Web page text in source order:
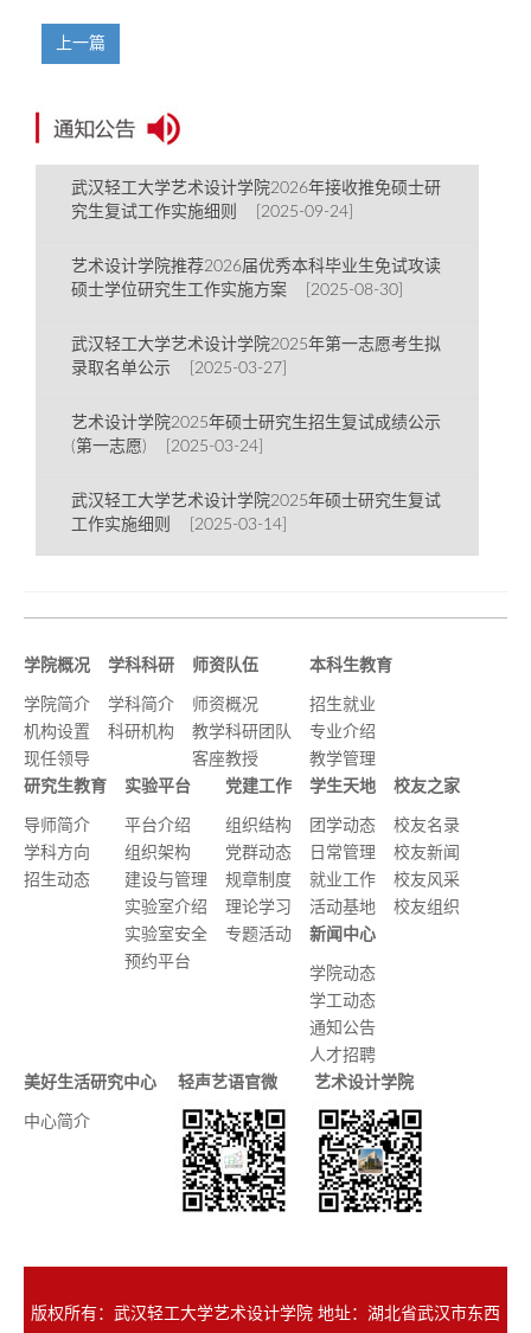
上一篇
武汉轻工大学艺术设计学院2026年接收推免硕士研
究生复试工作实施细则 [2025-09-24]
艺术设计学院推荐2026届优秀本科毕业生免试攻读
硕士学位研究生工作实施方案 [2025-08-30]
武汉轻工大学艺术设计学院2025年第一志愿考生拟
录取名单公示 [2025-03-27]
艺术设计学院2025年硕士研究生招生复试成绩公示
(第一志愿) [2025-03-24]
武汉轻工大学艺术设计学院2025年硕士研究生复试
工作实施细则 [2025-03-14]
学院概况
学院简介
机构设置
现任领导
学科科研
学科简介
科研机构
师资队伍
师资概况
教学科研团队
客座教授
本科生教育
招生就业
专业介绍
教学管理
研究生教育
导师简介
学科方向
招生动态
实验平台
平台介绍
组织架构
建设与管理
实验室介绍
实验室安全
预约平台
党建工作
组织结构
党群动态
规章制度
理论学习
专题活动
学生天地
团学动态
日常管理
就业工作
活动基地
校友之家
校友名录
校友新闻
校友风采
校友组织
新闻中心
学院动态
学工动态
通知公告
人才招聘
美好生活研究中心
中心简介
轻声艺语官微 艺术设计学院
版权所有：武汉轻工大学艺术设计学院 地址：湖北省武汉市东西